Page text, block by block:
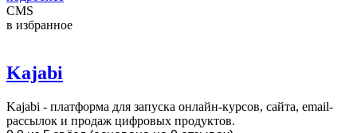
CMS
в избранное
Kajabi
Kajabi - платформа для запуска онлайн-курсов, сайта, email-
рассылок и продаж цифровых продуктов.